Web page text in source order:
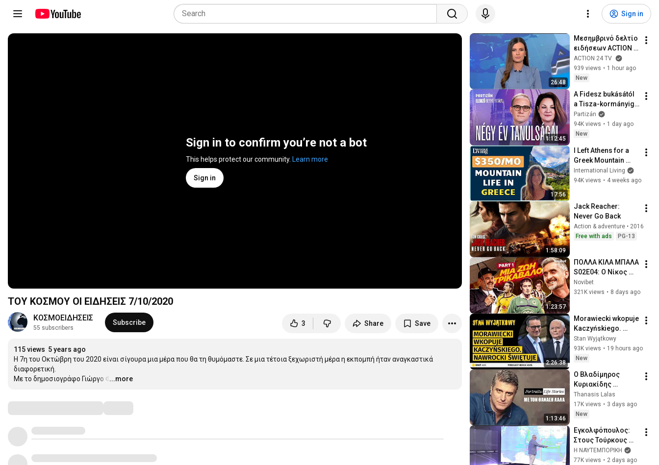
Sign in
Sign in to confirm you’re not a bot
This helps protect our community. Learn more
Sign in
ΤΟΥ ΚΟΣΜΟΥ ΟΙ ΕΙΔΗΣΕΙΣ 7/10/2020
ΚΟΣΜΟΕΙΔΗΣΕΙΣ
55 subscribers
Subscribe 3 Share Save
115 views 5 years ago
Η 7η του Οκτώβρη του 2020 είναι σίγουρα μια μέρα που θα τη θυμόμαστε. Σε μια τέτοια ξεχωριστή μέρα η εκπομπή ήταν αναγκαστικά
διαφορετική.
Με το δημοσιογράφο Γιώργο Φιλιππάκη, παρουσιάζουμε την απόφαση για τη δίκη της Χρυσής Αυγής, με αναλυτικές λεπτομέρειες και την
...more
26:48
Μεσημβρινό δελτίο
ειδήσεων ACTION
NEWS - 09/08/2026 |
ACTION 24
ACTION 24 TV
939 views • 1 hour ago
New
1:12:45
A Fidesz bukásától
a Tisza-kormányig:
mit tanultunk négy
év alatt? | Utolsó
Elemző
Partizán
94K views • 1 day ago
New
17:56
I Left Athens for a
Greek Mountain
Village… Was It
Worth It?
International Living
94K views • 4 weeks ago
1:58:09
Jack Reacher:
Never Go Back
Action & adventure • 2016
Free with ads
PG-13
1:23:57
ΠΟΛΛΑ ΚΙΛΑ ΜΠΑΛΑ
S02E04: Ο Νίκος
Λυμπερόπουλος
στη συνέντευξη της
Novibet
321K views • 8 days ago
2:26:38
Morawiecki wkopuje
Kaczyńskiego.
Nawrocki świętuje.
Hołownia chce do
rządu
Stan Wyjątkowy
93K views • 19 hours ago
New
1:13:46
Ο Βλαδίμηρος
Κυριακίδης
καλεσμένος στον
Θανάση Λάλα |
Portraits: Life
6
Thanasis Lalas
17K views • 3 days ago
New
Εγκολφόπουλος:
Στους Τούρκους
πρέπει να μιλάς με
τη γλώσσα τους για
Η ΝΑΥΤΕΜΠΟΡΙΚΗ
77K views • 2 days ago